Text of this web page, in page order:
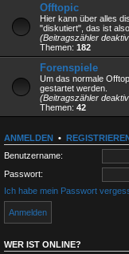
Offtopic
Hier kann über alles
"diskutiert", das ist
(Beitragszähler
Themen: 182
Forenspiele
Um das normale
gestartet werden.
(Beitragszähler
Themen: 42
ANMELDEN •
Benutzername:
Passwort:
Ich habe mein Passwort
WER IST ONLINE?